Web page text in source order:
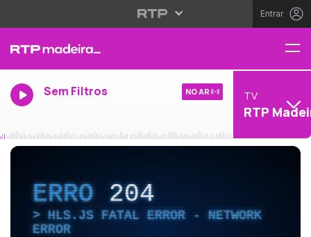
Entrar
Sem Filtros NO AR TV
RTP
ERRO204
HLS.JS FATAL ERROR - NETWORK
ERROR